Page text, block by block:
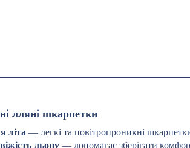
лляні шкарпетки
літа — легкі та повітропроникні
льону — допомагає зберігати